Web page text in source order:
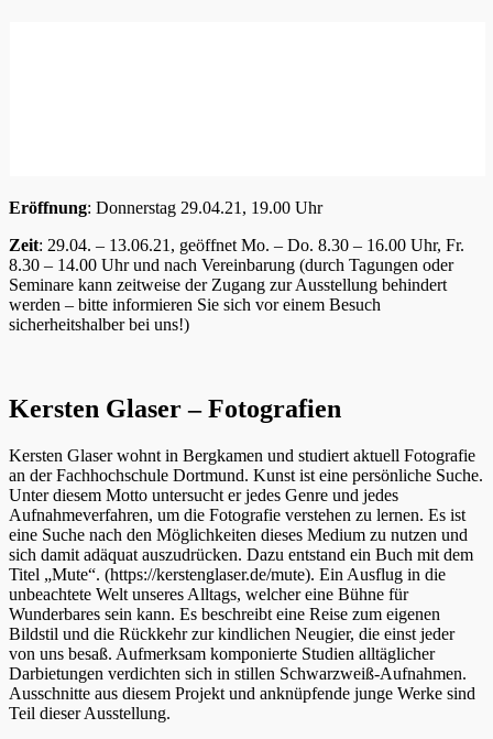
Eröffnung: Donnerstag 29.04.21, 19.00 Uhr
Zeit: 29.04. – 13.06.21, geöffnet Mo. – Do. 8.30 – 16.00 Uhr, Fr.
8.30 – 14.00 Uhr und nach Vereinbarung (durch Tagungen oder
Seminare kann zeitweise der Zugang zur Ausstellung behindert
werden – bitte informieren Sie sich vor einem Besuch
sicherheitshalber bei uns!)
Kersten Glaser – Fotografien
Kersten Glaser wohnt in Bergkamen und studiert aktuell Fotografie
an der Fachhochschule Dortmund. Kunst ist eine persönliche Suche.
Unter diesem Motto untersucht er jedes Genre und jedes
Aufnahmeverfahren, um die Fotografie verstehen zu lernen. Es ist
eine Suche nach den Möglichkeiten dieses Medium zu nutzen und
sich damit adäquat auszudrücken. Dazu entstand ein Buch mit dem
Titel „Mute“. (https://kerstenglaser.de/mute). Ein Ausflug in die
unbeachtete Welt unseres Alltags, welcher eine Bühne für
Wunderbares sein kann. Es beschreibt eine Reise zum eigenen
Bildstil und die Rückkehr zur kindlichen Neugier, die einst jeder
von uns besaß. Aufmerksam komponierte Studien alltäglicher
Darbietungen verdichten sich in stillen Schwarzweiß-Aufnahmen.
Ausschnitte aus diesem Projekt und anknüpfende junge Werke sind
Teil dieser Ausstellung.